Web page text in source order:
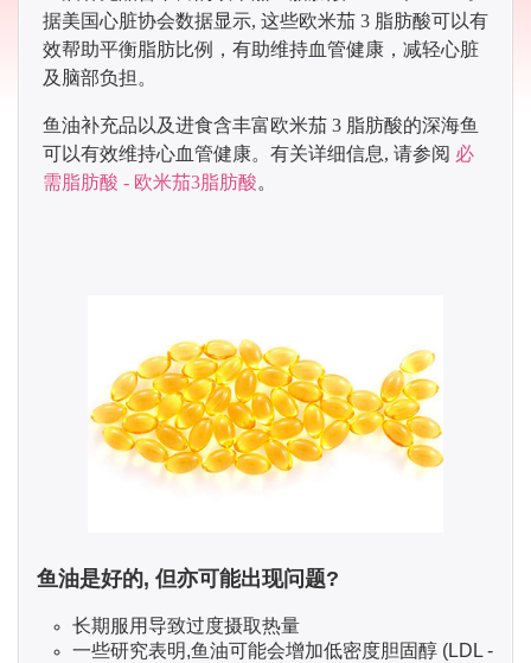
据美国心脏协会数据显示, 这些欧米茄 3 脂肪酸可以有
效帮助平衡脂肪比例，有助维持血管健康，减轻心脏
及脑部负担。
鱼油补充品以及进食含丰富欧米茄 3 脂肪酸的深海鱼
可以有效维持心血管健康。 有关详细信息, 请参阅 必
需脂肪酸 - 欧米茄3脂肪酸。
鱼油是好的, 但亦可能出现问题?
长期服用导致过度摄取热量
一些研究表明,鱼油可能会增加低密度胆固醇 (LDL -